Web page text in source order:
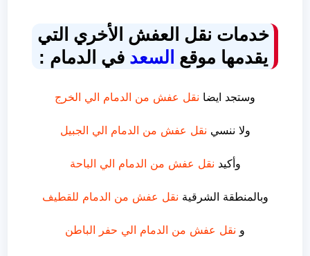
خدمات نقل العفش الأخري التي
يقدمها موقع السعد في الدمام :
وستجد ايضا نقل عفش من الدمام الي الخرج
ولا ننسي نقل عفش من الدمام الي الجبيل
وأكيد نقل عفش من الدمام الي الباحة
وبالمنطقة الشرقية نقل عفش من الدمام للقطيف
و نقل عفش من الدمام الي حفر الباطن